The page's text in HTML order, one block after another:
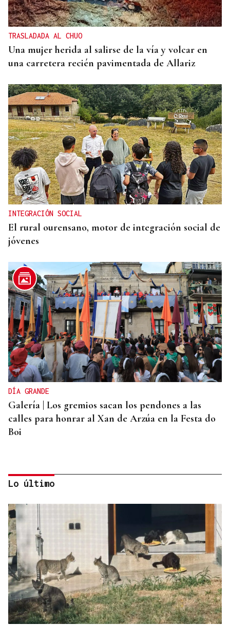
TRASLADADA AL CHUO
Una mujer herida al salirse de la vía y volcar en
una carretera recién pavimentada de Allariz
INTEGRACIÓN SOCIAL
El rural ourensano, motor de integración social de
jóvenes
DÍA GRANDE
Galería | Los gremios sacan los pendones a las
calles para honrar al Xan de Arzúa en la Festa do
Boi
QUEN CHO DIXO
¿Sabe usted que el sosias, Donald Trump, no quiso
perderse la inauguración de la Festa do Boi de
Lo último